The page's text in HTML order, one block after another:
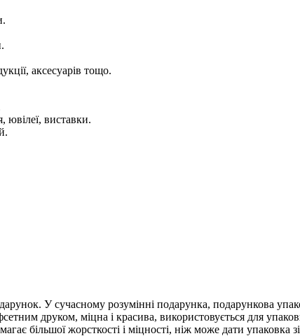
аксесуарів тощо.
ювілеї, виставки.
У сучасному розумінні подарунка, подарункова
друком, міцна і красива, використовується для
більшої жорсткості і міцності, ніж може дати упаковка